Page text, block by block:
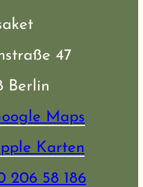
47
Berlin
Maps
Karten
206 58 186